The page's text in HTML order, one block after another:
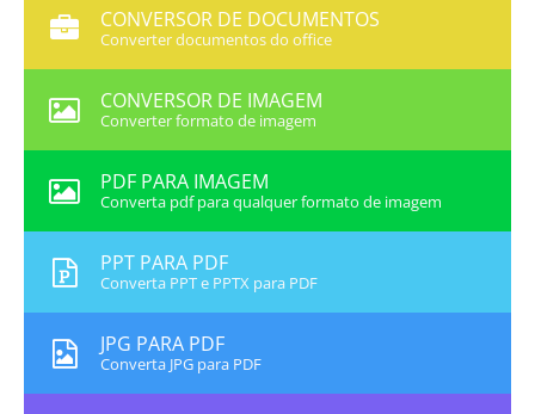
CONVERSOR DE DOCUMENTOS
Converter documentos do office
CONVERSOR DE IMAGEM
Converter formato de imagem
PDF PARA IMAGEM
Converta pdf para qualquer formato de imagem
PPT PARA PDF
Converta PPT e PPTX para PDF
JPG PARA PDF
Converta JPG para PDF